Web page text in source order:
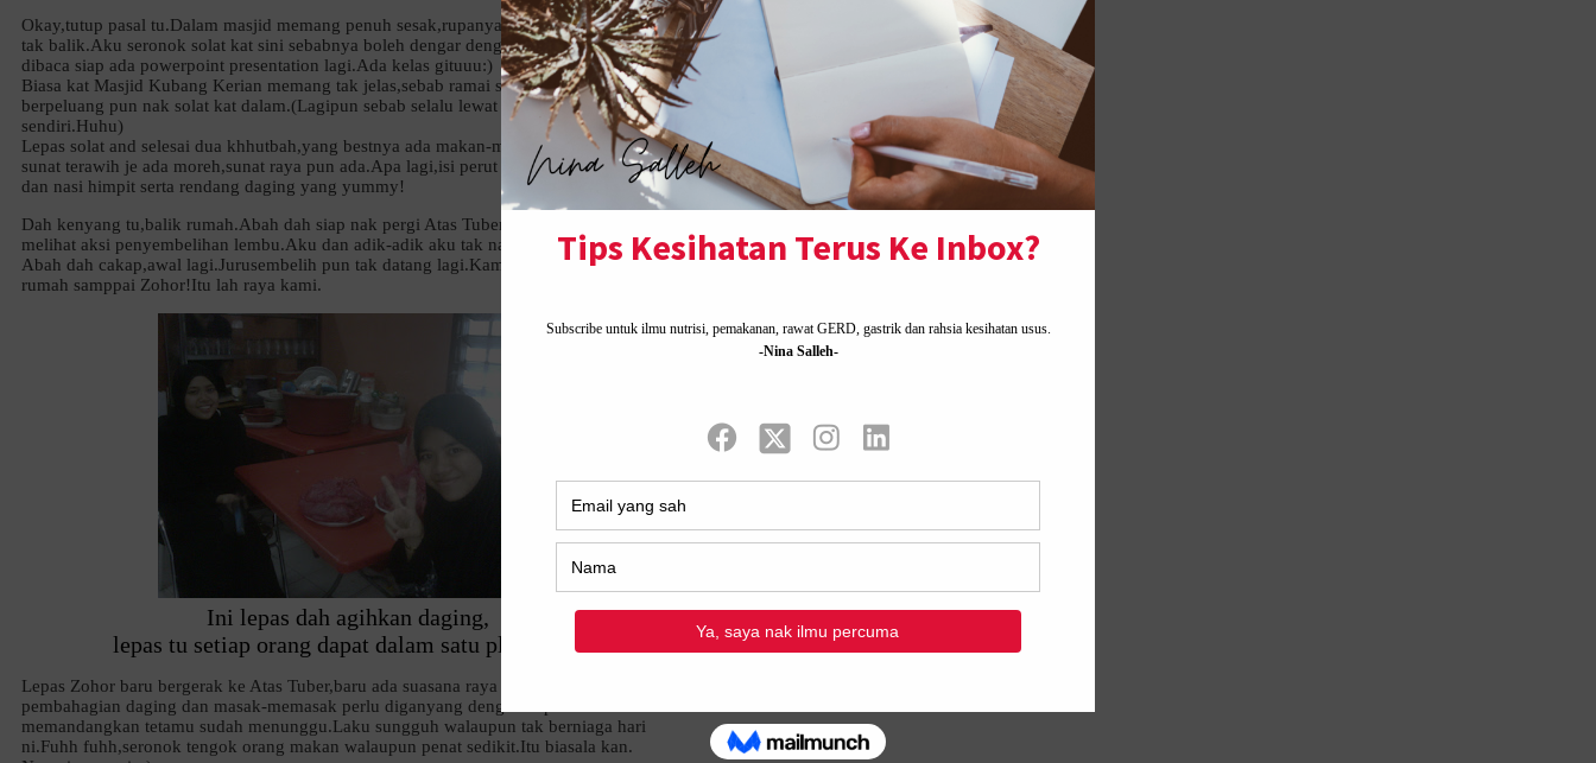
Okay,tutup pasal tu.Dalam masjid memang penuh sesak,rupanya ramai juga orang yang
tak balik.Aku seronok solat kat sini sebabnya boleh dengar dengan jelas khutbah yang
dibaca siap ada powerpoint presentation lagi.Ada kelas gituuu:)
Biasa kat Masjid Kubang Kerian memang tak jelas,sebab ramai sangat,sampai tak
berpeluang pun nak solat kat dalam.(Lagipun sebab selalu lewat pergi masjid,salah
sendiri.Huhu)
Lepas solat and selesai dua khhutbah,yang bestnya ada makan-makan.Bukan solat
sunat terawih je ada moreh,sunat raya pun ada.Apa lagi,isi perut dengan bihun goreng
dan nasi himpit serta rendang daging yang yummy!
Dah kenyang tu,balik rumah.Abah dah siap nak pergi Atas Tuber,tengok lembu dan
melihat aksi penyembelihan lembu.Aku dan adik-adik aku tak nak ikut sekali,lagi pun
Abah dah cakap,awal lagi.Jurusembelih pun tak datang lagi.Kami pun zzzzzzzz di
rumah samppai Zohor!Itu lah raya kami.
Ini lepas dah agihkan daging,
lepas tu setiap orang dapat dalam satu plastik itu
Lepas Zohor baru bergerak ke Atas Tuber,baru ada suasana raya qurban dengan acara
pembahagian daging dan masak-memasak perlu diganyang dengan cepat
memandangkan tetamu sudah menunggu.Laku sungguh walaupun tak berniaga hari
ni.Fuhh fuhh,seronok tengok orang makan walaupun penat sedikit.Itu biasala kan.